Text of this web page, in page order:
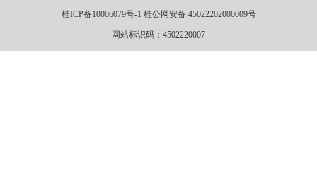
桂ICP备10006079号-1 桂公网安备 45022202000009号
网站标识码：4502220007